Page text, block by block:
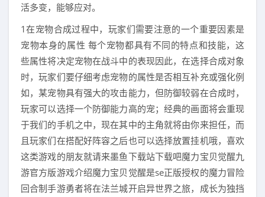
活多变，能够应对。
1在宠物合成过程中，玩家们需要注意的一个重要因素是
宠物本身的属性 每个宠物都具有不同的特点和技能，这
些属性将决定宠物在战斗中的表现因此，在选择合成对象
时，玩家们要仔细考虑宠物的属性是否相互补充或强化例
如，某宠物具有强大的攻击能力，但防御较弱在合成时，
玩家可以选择一个防御能力高的宠；经典的画面将会重现
于我们的手机之中，现在其中的主角就将由你来担任，而
且玩家们在搭配好阵容之后也可以选择放置挂机哦，喜欢
这类游戏的朋友就请来墨鱼下载站下载吧魔力宝贝觉醒九
游官方版游戏介绍魔力宝贝觉醒是se正版授权的魔力冒险
回合制手游勇者将在法兰城开启异世界之旅，成长为独挡